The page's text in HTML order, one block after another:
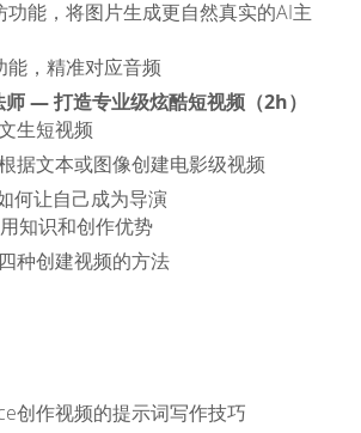
功能，将图片生成更自然真实的AI主
能，精准对应音频
— 打造专业级炫酷短视频（2h）
生短视频
据文本或图像创建电影级视频
何让自己成为导演
知识和创作优势
种创建视频的方法
创作视频的提示词写作技巧